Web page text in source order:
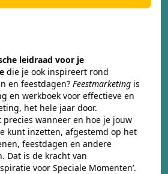
leidraad voor je
die je ook inspireert rond
en feestdagen? Feestmarketing is
en werkboek voor effectieve en
het hele jaar door.
precies wanneer en hoe je jouw
kunt inzetten, afgestemd op het
feestdagen en andere
Dat is de kracht van
voor Speciale Momenten’.